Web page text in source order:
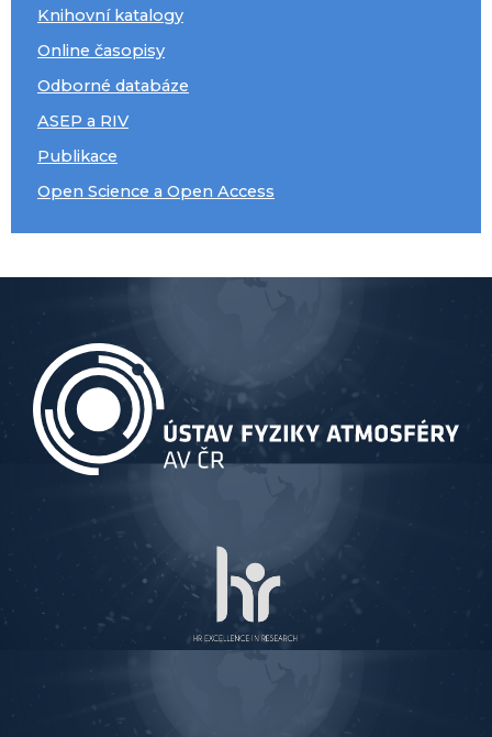
Knihovní katalogy
Online časopisy
Odborné databáze
ASEP a RIV
Publikace
Open Science a Open Access